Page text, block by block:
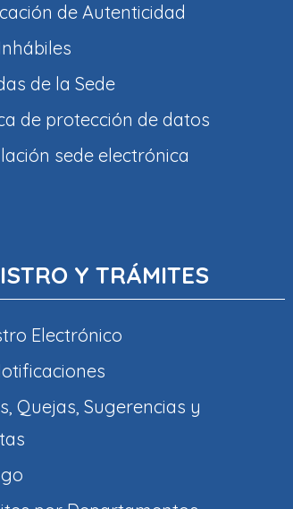
de Autenticidad
de la Sede
de protección de datos
sede electrónica
Y TRÁMITES
Electrónico
Quejas, Sugerencias y